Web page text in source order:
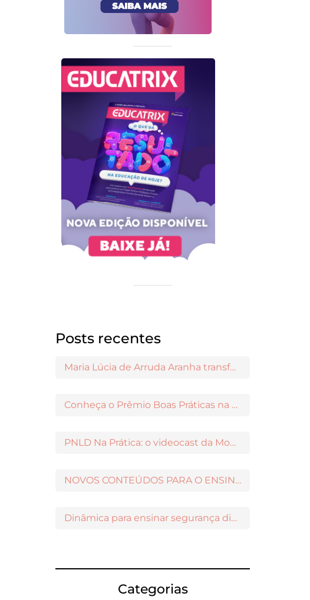
Posts recentes
Maria Lúcia de Arruda Aranha transformou o ensino de Filosofia no Brasil
Conheça o Prêmio Boas Práticas na Escola
PNLD Na Prática: o videocast da Moderna para apoiar a escolha das obras aprovadas
NOVOS CONTEÚDOS PARA O ENSINO MÉDIO DISPONÍVEIS NO MODERNAMIGOS
Dinâmica para ensinar segurança digital nos Anos Iniciais
Categorias